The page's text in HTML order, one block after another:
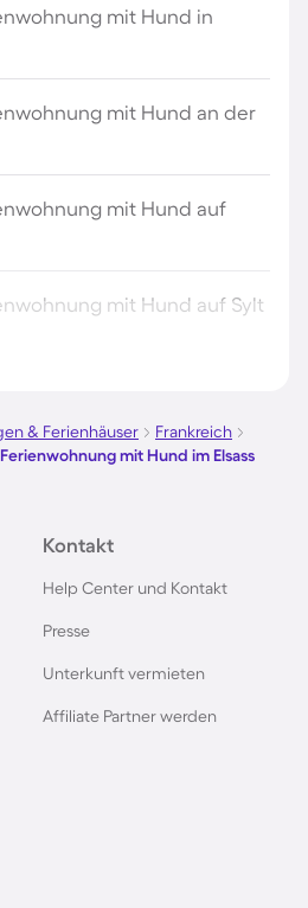
mit Hund in
mit Hund an der
mit Hund auf
mit Hund auf Sylt
mit Hund auf
mit Hund am
mit Hund an der
& Ferienhäuser
Frankreich
mit Hund im Elsass
Kontakt
Help Center und Kontakt
Presse
Unterkunft vermieten
Affiliate Partner werden